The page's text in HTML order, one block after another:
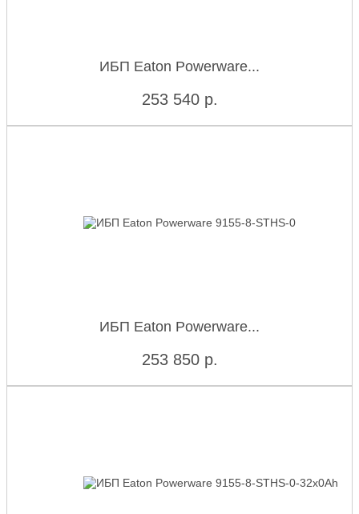
ИБП Eaton Powerware...
253 540 р.
ИБП Eaton Powerware...
253 850 р.